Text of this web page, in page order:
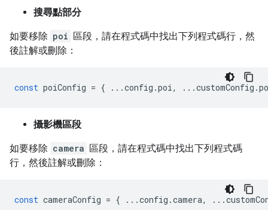
搜尋點部分
如要移除 poi 區段，請在程式碼中找出下列程式碼行，然
後註解或刪除：
const poiConfig = { ...config .poi , ...customConfig .
攝影機區段
如要移除 camera 區段，請在程式碼中找出下列程式碼
行，然後註解或刪除：
const cameraConfig = { ...config .camera, ...